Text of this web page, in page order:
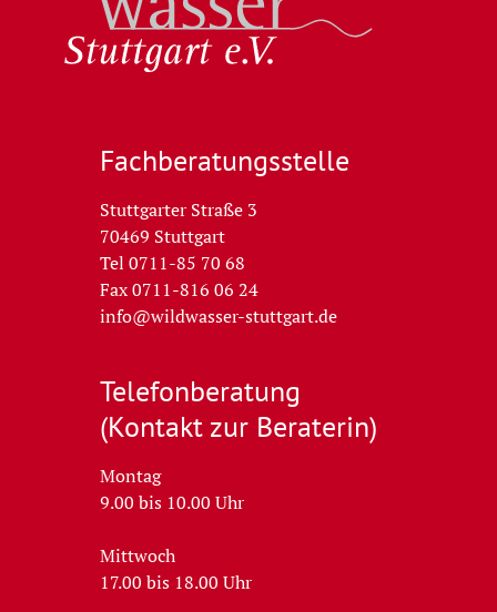
Fachberatungs­stelle
Stuttgarter Straße 3
70469 Stuttgart
Tel 0711-85 70 68
Fax 0711-816 06 24
info@wildwasser-stuttgart.de
Telefon­beratung
(Kontakt zur Beraterin)
Montag
9.00 bis 10.00 Uhr
Mittwoch
17.00 bis 18.00 Uhr